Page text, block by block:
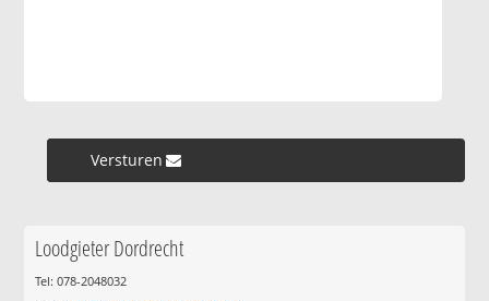
Versturen »
Loodgieter Dordrecht
Tel: 078-2048032